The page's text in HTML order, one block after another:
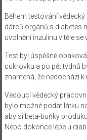
Během testování
dárců orgánů s diabetes
uvolnění inzulinu v těle se
Test byl úspěšně
cukrovku a po pět týdnů
znamená, že nedochází
Vedoucí vědecký
bylo možné podat látku
aby si beta-buňky
Nebo dokonce lépe u